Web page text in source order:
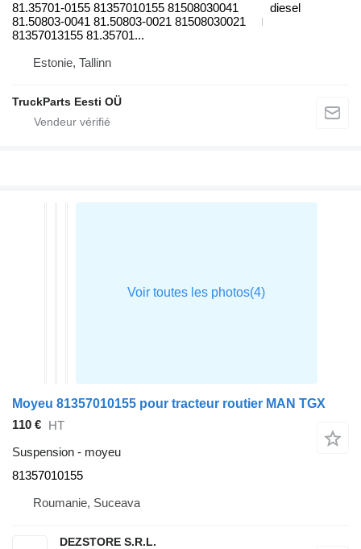
81.35701-0155 81357010155 81508030041
81.50803-0041 81.50803-0021 81508030021
81357013155 81.35701...
diesel
Estonie, Tallinn
TruckParts Eesti OÜ
Moyeu 81357010155 pour tracteur routier MAN TGX
110 € HT
Suspension - moyeu
81357010155
Roumanie, Suceava
DEZSTORE S.R.L.